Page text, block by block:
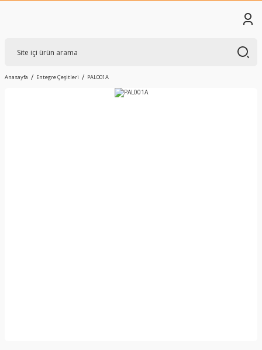
Anasayfa Entegre Çeşitleri PAL001A